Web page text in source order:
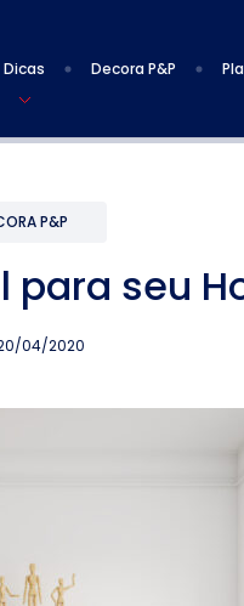
Dicas Decora P&P
P&P
para seu
04/2020